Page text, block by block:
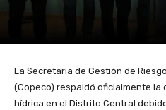
La Secretaría de Gestión de
(Copeco) respaldó oficialmente la
hídrica en el Distrito Central